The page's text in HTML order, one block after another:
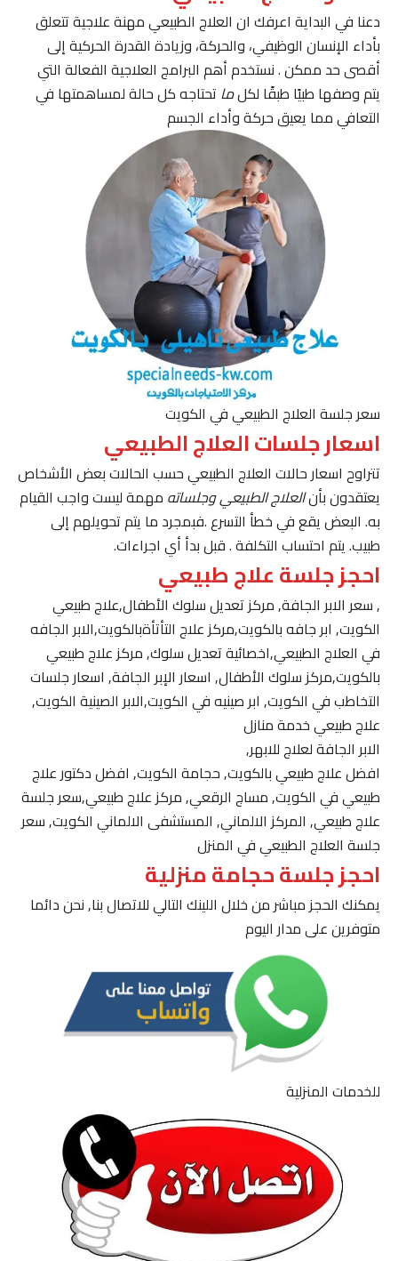
دعنا في البداية اعرفك ان العلاج الطبيعي مهنة علاجية تتعلق
بأداء الإنسان الوظيفي، والحركة، وزيادة القدرة الحركية إلى
أقصى حد ممكن . نستخدم أهم البرامج العلاجية الفعالة التي
يتم وصفها طبيًا طبقًا لكلماتحتاجه كل حالة لمساهمتها في
التعافي مما يعيق حركة وأداء الجسم
سعر جلسة العلاج الطبيعي في الكويت
اسعار جلسات العلاج الطبيعي
تتراوح اسعار حالات العلاج الطبيعي حسب الحالات بعض الأشخاص
يعتقدون بأنالعلاج الطبيعي وجلساتهمهمة ليست واجب القيام
به. البعض يقع في خطأ التسرع .فبمجرد ما يتم تحويلهم إلى
طبيب. يتم احتساب التكلفة . قبل بدأ أي اجراءات.
احجز جلسة علاج طبيعي
, سعر الابر الجافة, مركز تعديل سلوك الأطفال,علاج طبيعي
الكويت, ابر جافه بالكويت,مركز علاج التأتأةبالكويت,الابر الجافه
في العلاج الطبيعي,اخصائية تعديل سلوك, مركز علاج طبيعي
بالكويت,مركز سلوك الأطفال, اسعار الإبر الجافة, اسعار جلسات
التخاطب في الكويت, ابر صينيه في الكويت,الابر الصينية الكويت,
علاج طبيعي خدمة منازل
الابر الجافة لعلاج للابهر,
افضل علاج طبيعي بالكويت, حجامة الكويت, افضل دكتور علاج
طبيعي في الكويت, مساج الرقعي, مركز علاج طبيعي,سعر جلسة
علاج طبيعي, المركز الالماني, المستشفى الالماني الكويت, سعر
جلسة العلاج الطبيعي في المنزل
احجز جلسة حجامة منزلية
يمكنك الحجز مباشر من خلال اللينك التالي للاتصال بنا, نحن دائما
متوفرين على مدار اليوم
للخدمات المنزلية